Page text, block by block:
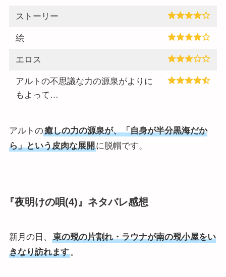
ストーリー
絵
エロス
アルトの不思議な力の源泉がよりに
もよって…
アルトの癒しの力の源泉が、「自身が半分黒海だか
ら」という皮肉な展開に脱帽です。
『夜明けの唄(4)』ネタバレ感想
新月の日、
東の覡の片割れ・ラウナが南の覡小屋をい
きなり訪れます。